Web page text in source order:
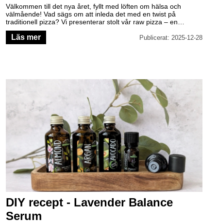
Välkommen till det nya året, fyllt med löften om hälsa och
välmående! Vad sägs om att inleda det med en twist på
traditionell pizza? Vi presenterar stolt vår raw pizza – en
hälsosam och utsökt rätt som passar perfekt för internationella
pizzadagen och nyårsfirandet.
Läs mer Publicerat: 2025-12-28
DIY recept - Lavender Balance
Serum